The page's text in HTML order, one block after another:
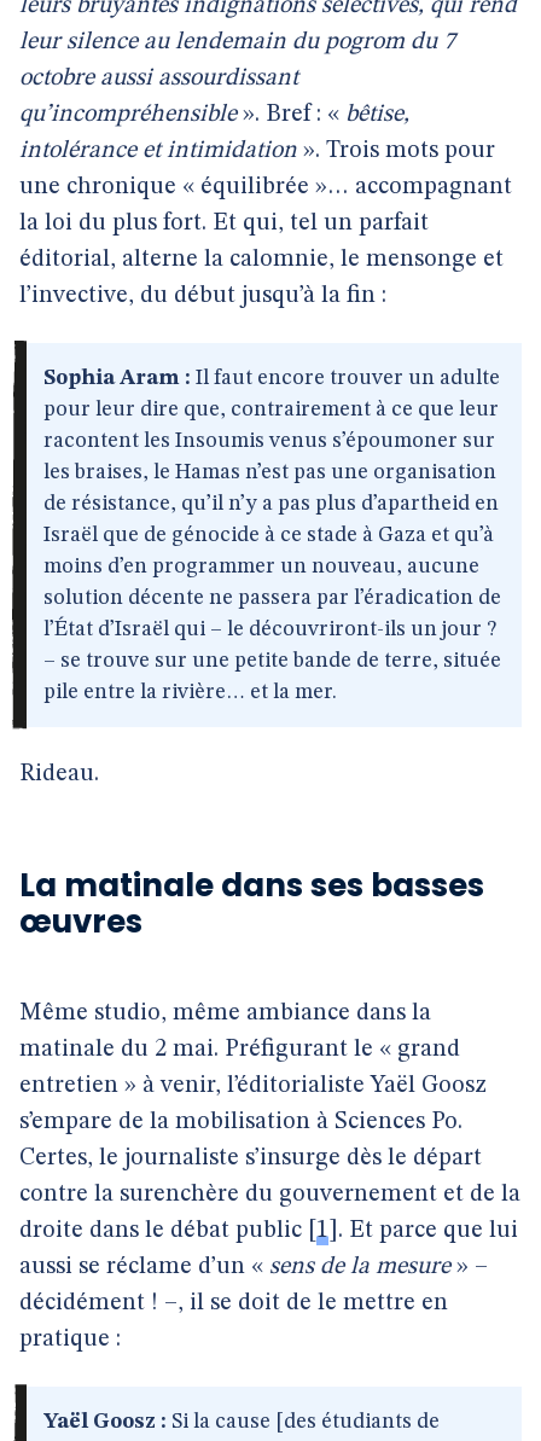
leurs bruyantes indignations sélectives, qui rend
leur silence au lendemain du pogrom du 7
octobre aussi assourdissant
qu’incompréhensible». Bref : « bêtise,
intolérance et intimidation ». Trois mots pour
une chronique « équilibrée »… accompagnant
la loi du plus fort. Et qui, tel un parfait
éditorial, alterne la calomnie, le mensonge et
l’invective, du début jusqu’à la fin :
Sophia Aram : Il faut encore trouver un adulte
pour leur dire que, contrairement à ce que leur
racontent les Insoumis venus s’époumoner sur
les braises, le Hamas n’est pas une organisation
de résistance, qu’il n’y a pas plus d’apartheid en
Israël que de génocide à ce stade à Gaza et qu’à
moins d’en programmer un nouveau, aucune
solution décente ne passera par l’éradication de
l’État d’Israël qui – le découvriront-ils un jour ?
– se trouve sur une petite bande de terre, située
pile entre la rivière… et la mer.
Rideau.
La matinale dans ses basses
œuvres
Même studio, même ambiance dans la
matinale du 2 mai. Préfigurant le « grand
entretien » à venir, l’éditorialiste Yaël Goosz
s’empare de la mobilisation à Sciences Po.
Certes, le journaliste s’insurge dès le départ
contre la surenchère du gouvernement et de la
droite dans le débat public 1 . Et parce que lui
aussi se réclame d’un « sens de la mesure» –
décidément ! –, il se doit de le mettre en
pratique :
Yaël Goosz : Si la cause [des étudiants de